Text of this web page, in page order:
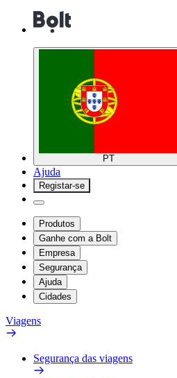
PT
Ajuda
Registar-se
Produtos
Ganhe com a Bolt
Empresa
Segurança
Ajuda
Cidades
Viagens
Segurança das viagens